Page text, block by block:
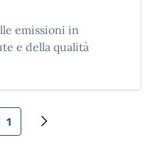
emissioni in
e della qualità
attuale
1 Pagina successiva